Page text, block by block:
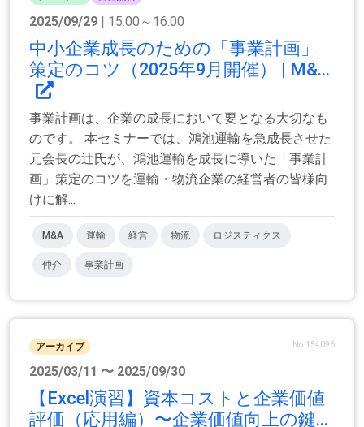
2025/09/29 | 15:00～16:00
中小企業成長のための「事業計画」
策定のコツ（2025年9月開催） | M&...
事業計画は、企業の成長において要となる大切なも
のです。 本セミナーでは、鴻池運輸を急成長させた
元会長の辻氏が、鴻池運輸を成長に導いた「事業計
画」策定のコツを運輸・物流企業の経営者の皆様向
けに解...
M&A 運輸 経営 物流 ロジスティクス
仲介 事業計画
アーカイブ No.154096
2025/03/11 〜 2025/09/30
【Excel演習】資本コストと企業価値
評価（応用編）〜企業価値向上の鍵...